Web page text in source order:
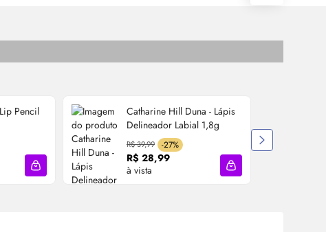
Lip Pencil
Adicionar à sacola
Catharine Hill Duna - Lápis
Delineador Labial 1,8g
R$ 39,99 -27%
R$ 28,99
à vista
Adicionar à sacola